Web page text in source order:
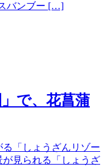
スバンブー […]
で、花菖蒲
「しょうざんリゾー
が見られる「しょうざ